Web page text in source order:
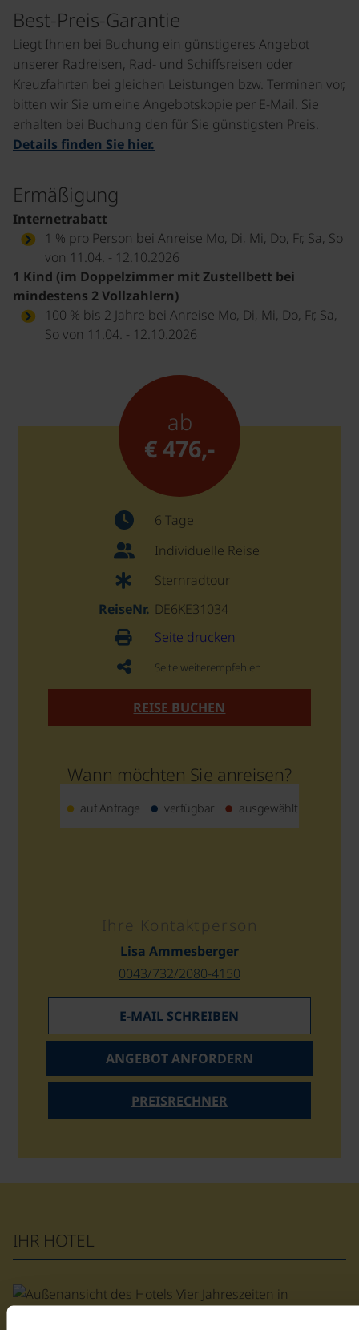
Best-Preis-Garantie
Liegt Ihnen bei Buchung ein günstigeres Angebot
unserer Radreisen, Rad- und Schiffsreisen oder
Kreuzfahrten bei gleichen Leistungen bzw. Terminen vor,
bitten wir Sie um eine Angebotskopie per E-Mail. Sie
erhalten bei Buchung den für Sie günstigsten Preis.
Details finden Sie hier.
Ermäßigung
Internetrabatt
1 % pro Person bei Anreise Mo, Di, Mi, Do, Fr, Sa, So
von 11.04. - 12.10.2026
1 Kind (im Doppelzimmer mit Zustellbett bei
mindestens 2 Vollzahlern)
100 % bis 2 Jahre bei Anreise Mo, Di, Mi, Do, Fr, Sa,
So von 11.04. - 12.10.2026
ab
€ 476,-
6 Tage
Individuelle Reise
Sternradtour
ReiseNr. DE6KE31034
Seite drucken
Seite weiterempfehlen
REISE BUCHEN
Wann möchten Sie anreisen?
auf Anfrage verfügbar ausgewählt
Ihre Kontaktperson
Lisa Ammesberger
0043/732/2080-4150
E-MAIL SCHREIBEN
ANGEBOT ANFORDERN
PREISRECHNER
IHR HOTEL